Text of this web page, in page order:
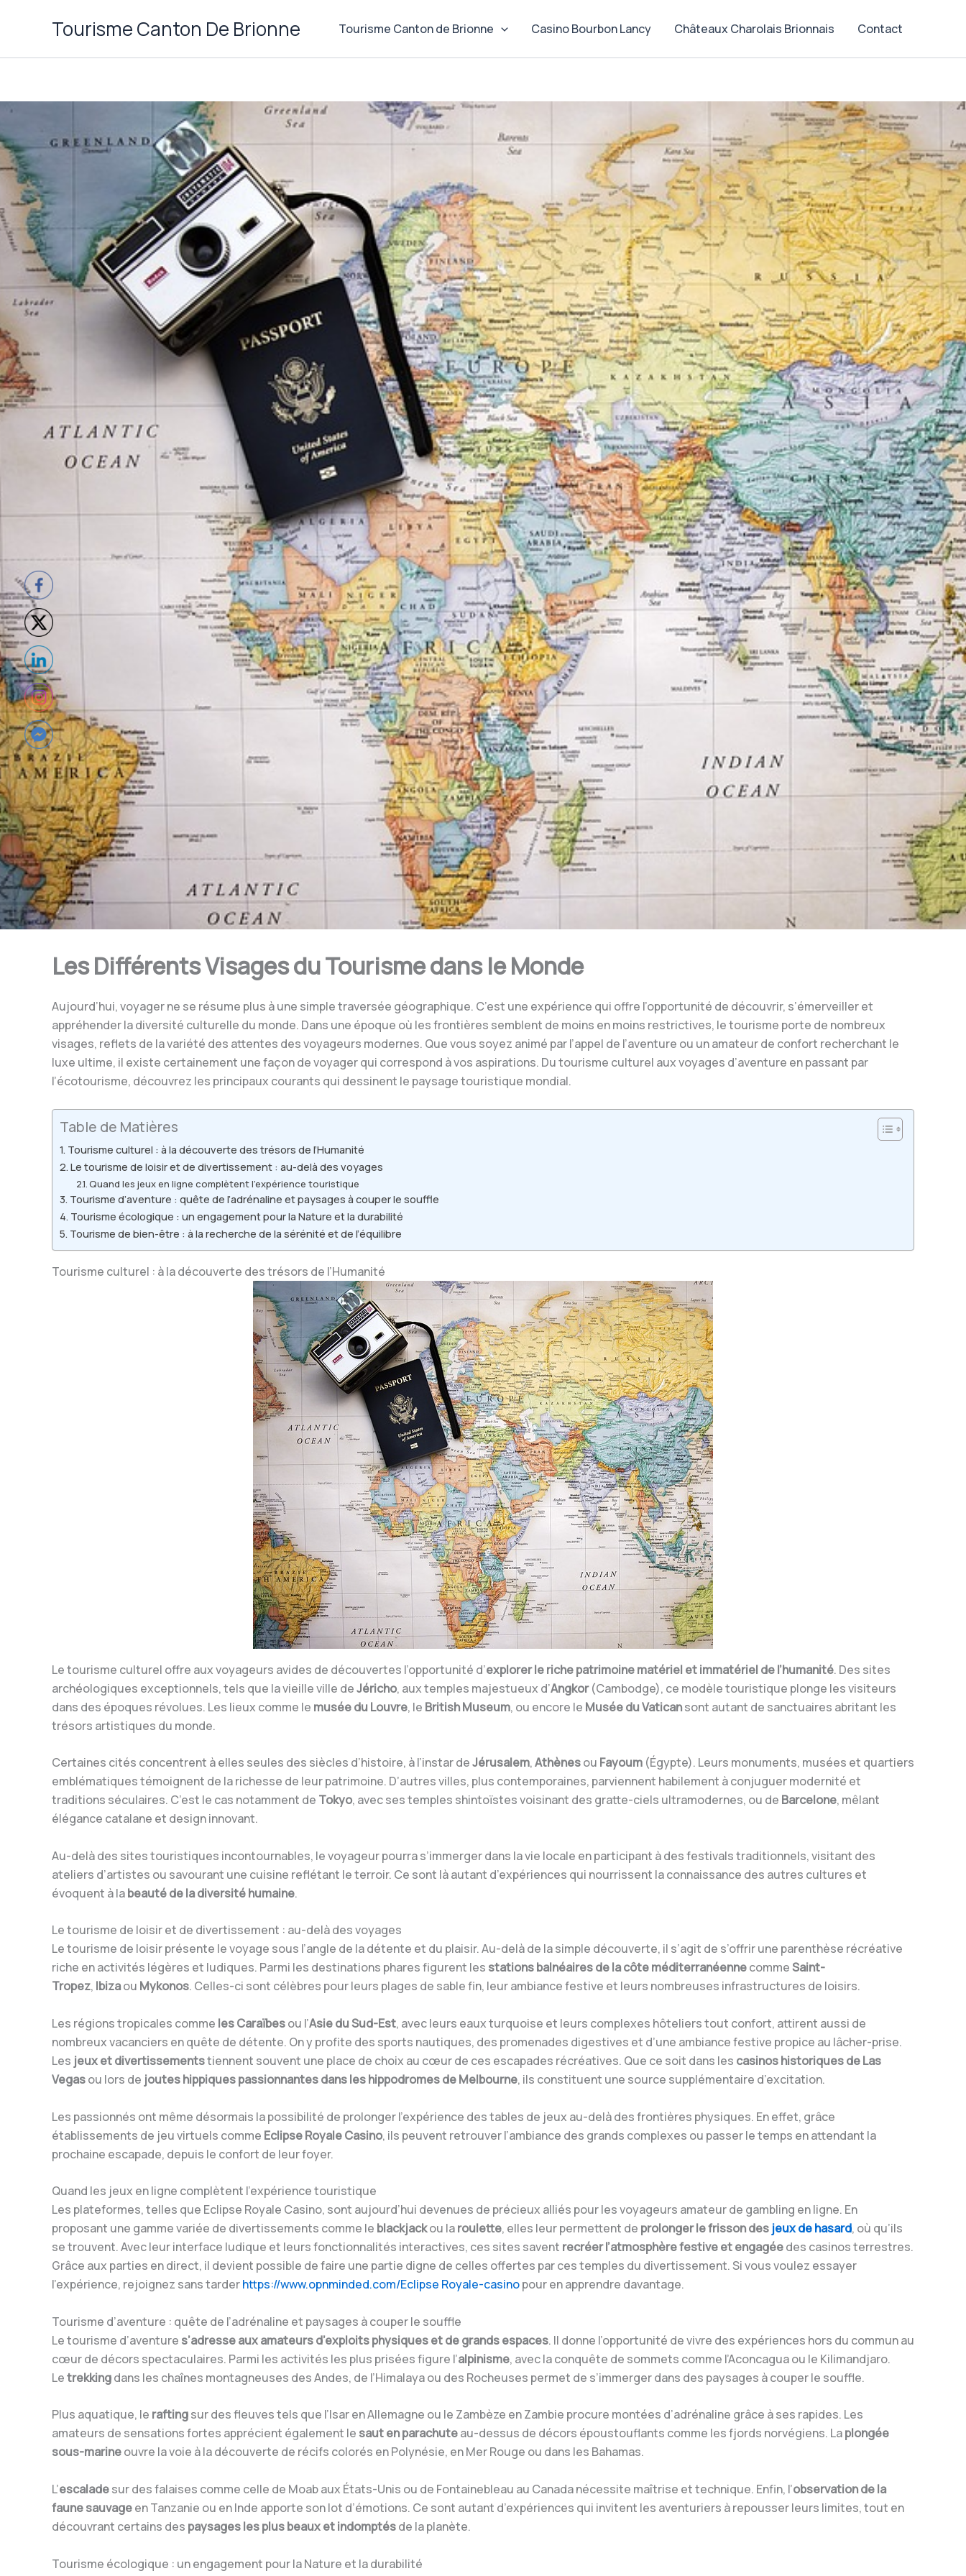
Tourisme Canton De Brionne Tourisme Canton de Brionne Casino Bourbon Lancy Châteaux Charolais Brionnais Contact
Les Différents Visages du Tourisme dans le Monde
Aujourd’hui, voyager ne se résume plus à une simple traversée géographique. C’est une expérience qui offre l’opportunité de découvrir, s’émerveiller et
appréhender la diversité culturelle du monde. Dans une époque où les frontières semblent de moins en moins restrictives, le tourisme porte de nombreux
visages, reflets de la variété des attentes des voyageurs modernes. Que vous soyez animé par l’appel de l’aventure ou un amateur de confort recherchant le
luxe ultime, il existe certainement une façon de voyager qui correspond à vos aspirations. Du tourisme culturel aux voyages d’aventure en passant par
l’écotourisme, découvrez les principaux courants qui dessinent le paysage touristique mondial.
Table de Matières
Tourisme culturel : à la découverte des trésors de l’Humanité
Le tourisme de loisir et de divertissement : au-delà des voyages
Quand les jeux en ligne complètent l’expérience touristique
Tourisme d’aventure : quête de l’adrénaline et paysages à couper le souffle
Tourisme écologique : un engagement pour la Nature et la durabilité
Tourisme de bien-être : à la recherche de la sérénité et de l’équilibre
Tourisme culturel : à la découverte des trésors de l’Humanité
Le tourisme culturel offre aux voyageurs avides de découvertes l’opportunité d’explorerle riche patrimoine matériel et immatériel de l’humanité. Des sites
archéologiques exceptionnels, tels que la vieille ville deJéricho, aux temples majestueux d’Angkor(Cambodge), ce modèle touristique plonge les visiteurs
dans des époques révolues. Les lieux comme le musée du Louvre, le British Museum, ou encore le Musée du Vaticansont autant de sanctuaires abritant les
trésors artistiques du monde.
Certaines cités concentrent à elles seules des siècles d’histoire, à l’instar deJérusalem,Athènesou Fayoum (Égypte). Leurs monuments, musées et quartiers
emblématiques témoignent de la richesse de leur patrimoine. D’autres villes, plus contemporaines, parviennent habilement à conjuguer modernité et
traditions séculaires. C’est le cas notamment de Tokyo, avec ses temples shintoïstes voisinant des gratte-ciels ultramodernes, ou de Barcelone, mêlant
élégance catalane et design innovant.
Au-delà des sites touristiques incontournables, le voyageur pourra s’immerger dans la vie locale en participant à des festivals traditionnels, visitant des
ateliers d’artistes ou savourant une cuisine reflétant le terroir. Ce sont là autant d’expériences qui nourrissent la connaissance des autres cultures et
évoquent à labeauté de la diversité humaine.
Le tourisme de loisir et de divertissement : au-delà des voyages
Le tourisme de loisir présente le voyage sous l’angle de la détente et du plaisir. Au-delà de la simple découverte, il s’agit de s’offrir une parenthèse récréative
riche en activités légères et ludiques. Parmi les destinations phares figurent les stations balnéairesde la côte méditerranéennecommeSaint-
Tropez, Ibizaou Mykonos. Celles-ci sont célèbres pour leurs plages de sable fin, leur ambiance festive et leurs nombreuses infrastructures de loisirs.
Les régions tropicales comme les Caraïbesou l’Asie du Sud-Est, avec leurs eaux turquoise et leurs complexes hôteliers tout confort, attirent aussi de
nombreux vacanciers en quête de détente. On y profite des sports nautiques, des promenades digestives et d’une ambiance festive propice au lâcher-prise.
Les jeux et divertissementstiennent souvent une place de choix au cœur de ces escapades récréatives. Que ce soit dans les casinos historiques de Las
Vegasou lors de joutes hippiques passionnantes dans les hippodromes de Melbourne, ils constituent une source supplémentaire d’excitation.
Les passionnés ont même désormais la possibilité de prolonger l’expérience des tables de jeux au-delà des frontières physiques. En effet, grâce
établissements de jeu virtuels comme Eclipse Royale Casino, ils peuvent retrouver l’ambiance des grands complexes ou passer le temps en attendant la
prochaine escapade, depuis le confort de leur foyer.
Quand les jeux en ligne complètent l’expérience touristique
Les plateformes, telles que Eclipse Royale Casino, sont aujourd’hui devenues de précieux alliés pour les voyageurs amateur de gambling en ligne. En
proposant une gamme variée de divertissements comme le blackjackou laroulette, elles leur permettent de prolonger le frisson des jeux de hasard, où qu’ils
se trouvent. Avec leur interface ludique et leurs fonctionnalités interactives, ces sites savent recréer l’atmosphère festive et engagéedes casinos terrestres.
Grâce aux parties en direct, il devient possible de faire une partie digne de celles offertes par ces temples du divertissement. Si vous voulez essayer
l’expérience, rejoignez sans tarderhttps://www.opnminded.com/Eclipse Royale-casinopour en apprendre davantage.
Tourisme d’aventure : quête de l’adrénaline et paysages à couper le souffle
Le tourisme d’aventure s’adresse aux amateurs d’exploits physiques et de grands espaces. Il donne l’opportunité de vivre des expériences hors du commun au
cœur de décors spectaculaires. Parmi les activités les plus prisées figure l’alpinisme, avec la conquête de sommets comme l’Aconcagua ou le Kilimandjaro.
Letrekkingdans les chaînes montagneuses des Andes, de l’Himalaya ou des Rocheuses permet de s’immerger dans des paysages à couper le souffle.
Plus aquatique, le raftingsur des fleuves tels que l’Isar en Allemagne ou le Zambèze en Zambie procure montées d’adrénaline grâce à ses rapides. Les
amateurs de sensations fortes apprécient également le saut en parachuteau-dessus de décors époustouflants comme les fjords norvégiens. Laplongée
sous-marineouvre la voie à la découverte de récifs colorés en Polynésie, en Mer Rouge ou dans les Bahamas.
L’escaladesur des falaises comme celle de Moab aux États-Unis ou de Fontainebleau au Canada nécessite maîtrise et technique. Enfin, l’observationde la
faune sauvageen Tanzanie ou en Inde apporte son lot d’émotions. Ce sont autant d’expériences qui invitent les aventuriers à repousser leurs limites, tout en
découvrant certains des paysages les plus beaux et indomptésde la planète.
Tourisme écologique : un engagement pour la Nature et la durabilité